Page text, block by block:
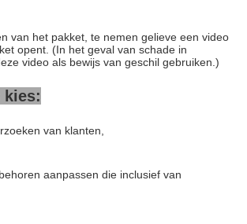
van het pakket, te nemen gelieve een video
opent. (In het geval van schade in
video als bewijs van geschil gebruiken.)
kies:
van klanten,
aanpassen die inclusief van